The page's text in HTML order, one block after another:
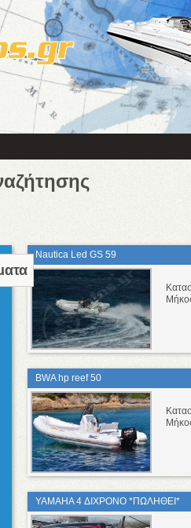
Nautica Led GS 59
BWA hp reef 50
YAMAHA 4 ΔΙΧΡΟΝΟ *ΠΩΛΗΘΕΙ*